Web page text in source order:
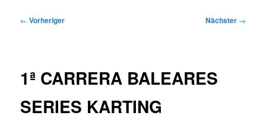
Beitragsnavigation
← Vorheriger Nächster →
1ª CARRERA BALEARES
SERIES KARTING